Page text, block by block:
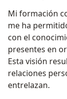
Mi formación
me ha
con el
presentes en
Esta visión
relaciones
entrelazan.